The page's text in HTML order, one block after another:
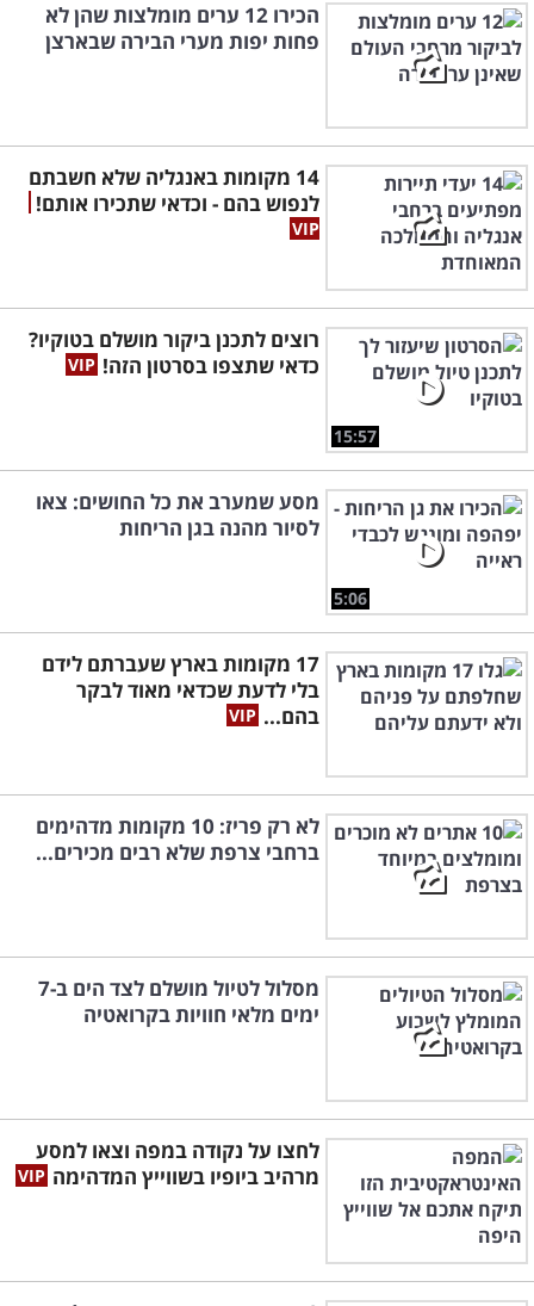
הכירו 12 ערים מומלצות שהן לא
פחות יפות מערי הבירה שבארצן
14 מקומות באנגליה שלא חשבתם
לנפוש בהם - וכדאי שתכירו אותם!
15:57
רוצים לתכנן ביקור מושלם בטוקיו?
כדאי שתצפו בסרטון הזה!
5:06
מסע שמערב את כל החושים: צאו
לסיור מהנה בגן הריחות
17 מקומות בארץ שעברתם לידם
בלי לדעת שכדאי מאוד לבקר
בהם...
לא רק פריז: 10 מקומות מדהימים
ברחבי צרפת שלא רבים מכירים...
מסלול לטיול מושלם לצד הים ב-7
ימים מלאי חוויות בקרואטיה
לחצו על נקודה במפה וצאו למסע
מרהיב ביופיו בשווייץ המדהימה